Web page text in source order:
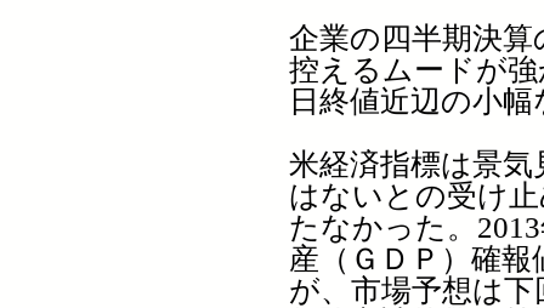
企業の四半期決
控えるムードが
日終値近辺の小
米経済指標は景
はないとの受け
たなかった。
産（ＧＤＰ）確
が、市場予想は